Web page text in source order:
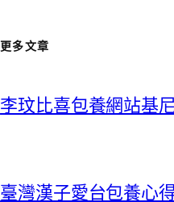
更多文章
李玟比喜包養網站基
臺灣漢子愛台包養心